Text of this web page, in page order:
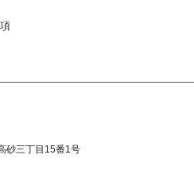
砂三丁目15番1号